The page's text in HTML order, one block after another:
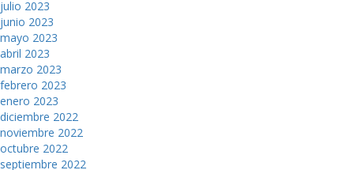
julio 2023
junio 2023
mayo 2023
abril 2023
marzo 2023
febrero 2023
enero 2023
diciembre 2022
noviembre 2022
octubre 2022
septiembre 2022